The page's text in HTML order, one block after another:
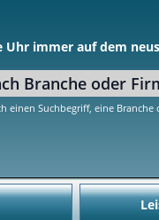
Uhr immer auf dem
einen Suchbegriff, eine